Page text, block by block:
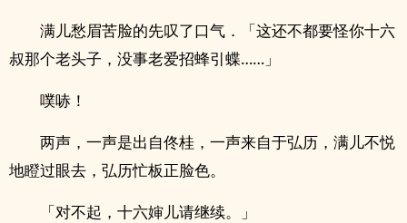
满儿愁眉苦脸的先叹了口气．「这还不都要怪你十六
叔那个老头子，没事老爱招蜂引蝶……」
噗哧！
两声，一声是出自佟桂，一声来自于弘历，满儿不悦
地瞪过眼去，弘历忙板正脸色。
「对不起，十六婶儿请继续。」